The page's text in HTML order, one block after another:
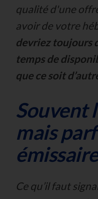
qualité d'une
avoir de votre
devriez toujours
temps de
que ce soit
Souvent
mais
émissaire
Ce qu’il faut